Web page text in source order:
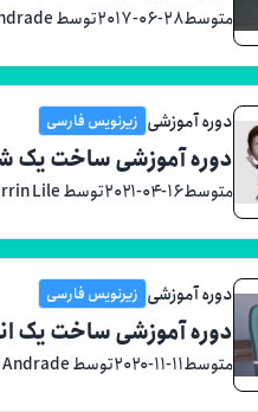
متوسط۲۰۱۷-۰۶-۲۸توسط David Andrade
دوره آموزشی زیرنویس فارسی
دوره آموزشی ساخت یک
متوسط۲۰۲۱-۰۴-۱۶توسط Darrin Lile
دوره آموزشی زیرنویس فارسی
دوره آموزشی ساخت یک
متوسط۲۰۲۰-۱۱-۱۱توسط David Andrade